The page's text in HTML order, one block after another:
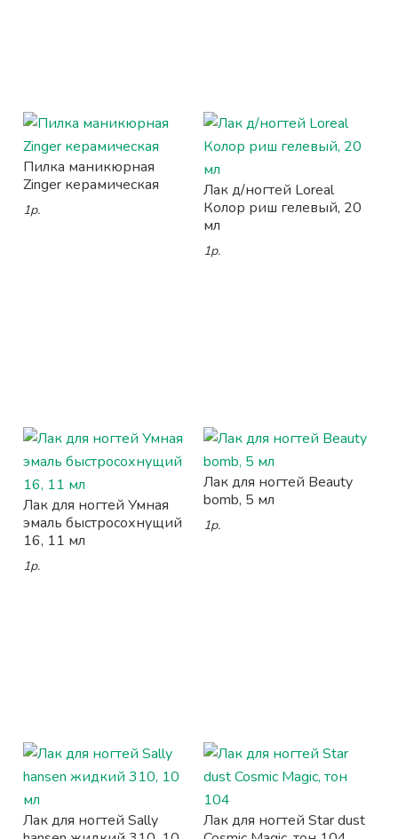
Пилка маникюрная
Zinger керамическая
1р.
Лак д/ногтей Loreal
Колор риш гелевый, 20
мл
1р.
Лак для ногтей Умная
эмаль быстросохнущий
16, 11 мл
1р.
Лак для ногтей Beauty
bomb, 5 мл
1р.
Лак для ногтей Sally
Лак для ногтей Star dust